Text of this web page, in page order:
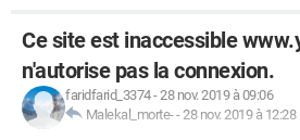
Ce site est inaccessible
n'autorise pas la connexion.
faridfarid_3374-28 nov. 2019 à 09:06
Malekal_morte--28 nov. 2019 à 12:28